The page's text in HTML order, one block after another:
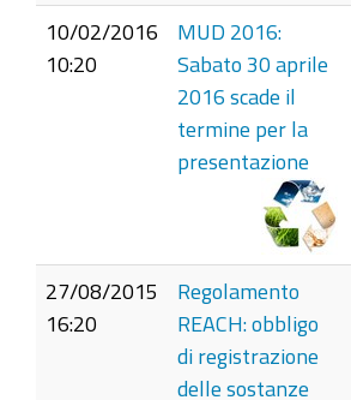
10/02/2016
10:20
MUD 2016:
Sabato 30 aprile
2016 scade il
termine per la
presentazione
27/08/2015
16:20
Regolamento
REACH: obbligo
di registrazione
delle sostanze